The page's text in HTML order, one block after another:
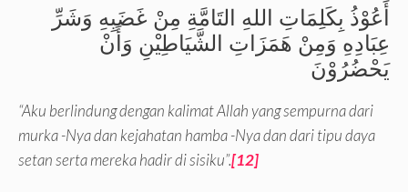
أَعُوْذُ بِكَلِمَاتِ اللهِ التَامَّةِ مِنْ غَضَبِهِ وَشَرِّ
عِبَادِهِ وَمِنْ هَمَزَاتِ الشَّيَاطِيْنِ وَأَنْ
يَحْضُرُوْنَ
“Aku berlindung dengan kalimat Allah yang sempurna dari
murka -Nya dan kejahatan hamba -Nya dan dari tipu daya
setan serta mereka hadir di sisiku”.[12]